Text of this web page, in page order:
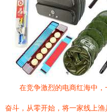
在竞争激烈的电商红海中
奋斗，从零开始，将一家线上